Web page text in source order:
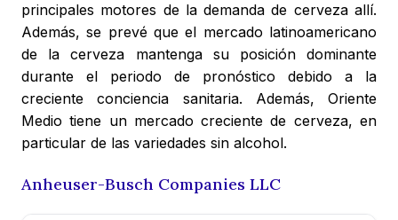
principales motores de la demanda de cerveza allí.
Además, se prevé que el mercado latinoamericano
de la cerveza mantenga su posición dominante
durante el periodo de pronóstico debido a la
creciente conciencia sanitaria. Además, Oriente
Medio tiene un mercado creciente de cerveza, en
particular de las variedades sin alcohol.
Anheuser-Busch Companies LLC